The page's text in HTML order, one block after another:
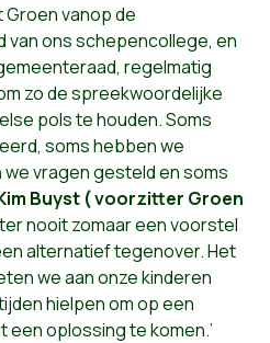
vanop de
van ons schepencollege, en
regelmatig
zo de spreekwoordelijke
pols te houden. Soms
soms hebben we
vragen gesteld en soms
Buyst ( voorzitter Groen
nooit zomaar een voorstel
alternatief tegenover. Het
we aan onze kinderen
hielpen om op een
oplossing te komen.’